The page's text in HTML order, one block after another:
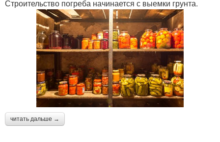
Строительство погреба начинается с выемки грунта.
читать дальше →